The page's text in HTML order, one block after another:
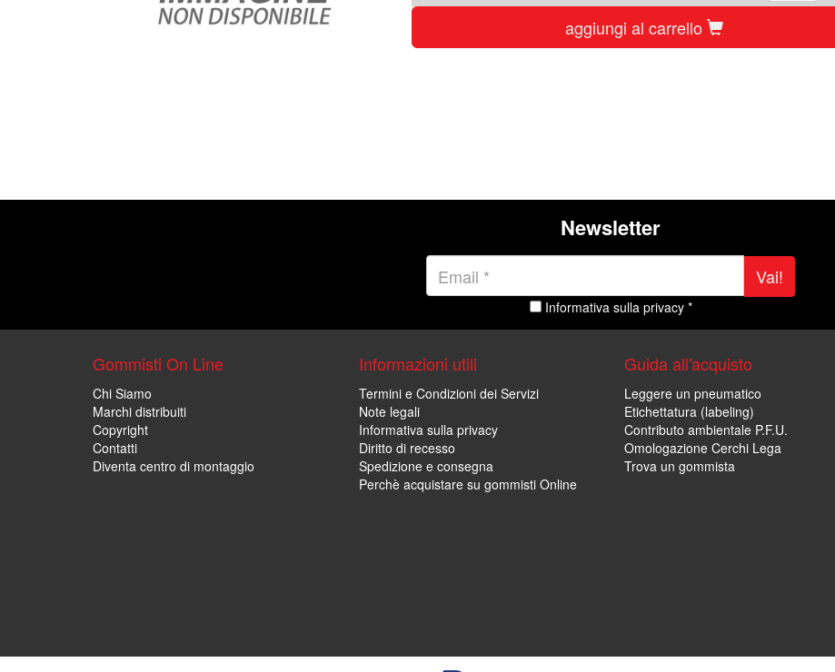
aggiungi al carrello
Newsletter
Vai!
Informativa sulla privacy *
Gommisti On Line
Chi Siamo
Marchi distribuiti
Copyright
Contatti
Diventa centro di montaggio
Informazioni utili
Termini e Condizioni dei Servizi
Note legali
Informativa sulla privacy
Diritto di recesso
Spedizione e consegna
Perchè acquistare su gommisti Online
Guida all'acquisto
Leggere un pneumatico
Etichettatura (labeling)
Contributo ambientale P.F.U.
Omologazione Cerchi Lega
Trova un gommista